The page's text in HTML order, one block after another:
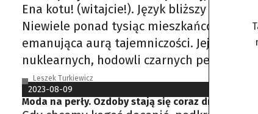
Ena kotu! (witajcie!). Język bliższy
Niewiele ponad tysiąc mieszkańców na
emanująca aurą tajemniczości. Jej
nuklearnych, hodowli czarnych pereł. W XIX
Leszek Turkiewicz
2023-08-09
Moda na perły. Ozdoby stają się coraz droższe